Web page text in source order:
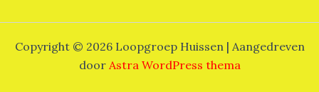
Copyright © 2026 Loopgroep Huissen | Aangedreven
door Astra WordPress thema